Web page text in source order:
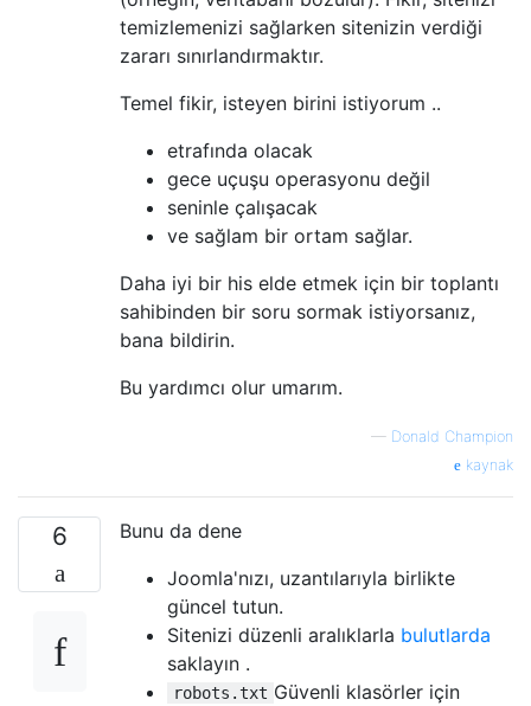
temizlemenizi sağlarken sitenizin verdiği
zararı sınırlandırmaktır.
Temel fikir, isteyen birini istiyorum ..
etrafında olacak
gece uçuşu operasyonu değil
seninle çalışacak
ve sağlam bir ortam sağlar.
Daha iyi bir his elde etmek için bir toplantı
sahibinden bir soru sormak istiyorsanız,
bana bildirin.
Bu yardımcı olur umarım.
— Donald Champion
kaynak
6
Bunu da dene
Joomla'nızı, uzantılarıyla birlikte
güncel tutun.
Sitenizi düzenli aralıklarla bulutlarda
saklayın .
robots.txt Güvenli klasörler için